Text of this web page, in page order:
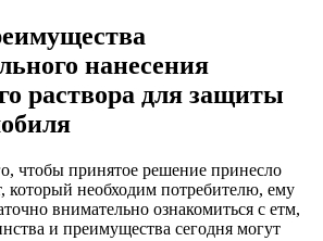
нанесения
раствора для защиты
чтобы принятое решение принесло
который необходим потребителю, ему
внимательно ознакомиться с етм,
и преимущества сегодня могут